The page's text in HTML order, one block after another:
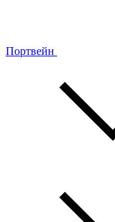
Портвейн